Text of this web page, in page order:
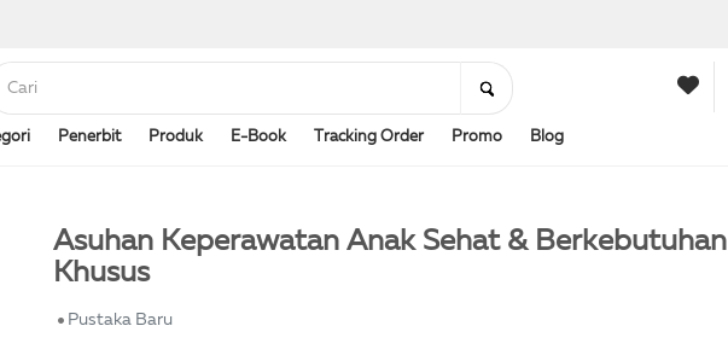
Penerbit Produk E-Book Tracking Order Promo Blog
Asuhan Keperawatan Anak Sehat & Berkebutuhan
Khusus
Pustaka Baru